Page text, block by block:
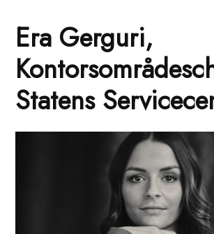
Era Gerguri,
Statens